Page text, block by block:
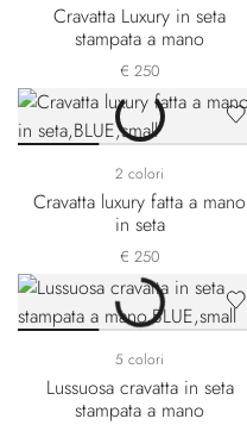
Cravatta Luxury in seta
stampata a mano
€ 250
2 colori
Cravatta luxury fatta a mano
in seta
€ 250
5 colori
Lussuosa cravatta in seta
stampata a mano